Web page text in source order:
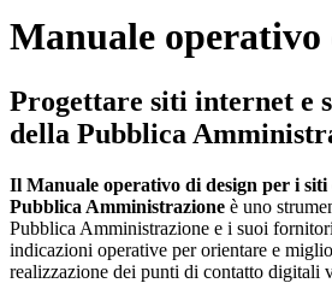
Manuale operativo
Progettare siti internet e
della Pubblica
Il Manuale operativo di design per i
Pubblica Amministrazione è uno
Pubblica Amministrazione e i suoi
indicazioni operative per orientare e
realizzazione dei punti di contatto digitali